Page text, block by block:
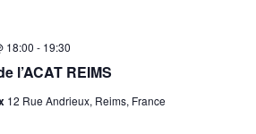
l’ACAT REIMS
18:00 - 19:30
12 Rue Andrieux, Reims, France